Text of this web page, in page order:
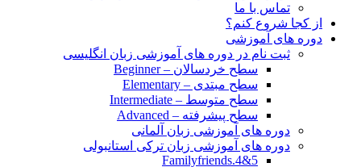
تماس با ما
از کجا شروع کنم؟
دوره های آموزشی
ثبت نام در دوره های آموزشی زبان انگلیسی
سطح خردسالان – Beginner
سطح مبتدی – Elementary
سطح متوسط – Intermediate
سطح پیشرفته – Advanced
دوره های آموزشی زبان آلمانی
دوره های آموزشی زبان ترکی استانبولی
Familyfriends.4&5